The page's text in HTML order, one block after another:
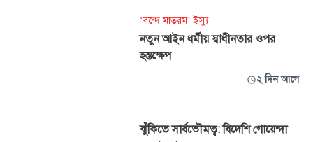
‘বন্দে মাতরম’ ইস্যু
নতুন আইন ধর্মীয় স্বাধীনতার ওপর
হস্তক্ষেপ
২ দিন আগে
ঝুঁকিতে সার্বভৌমত্ব: বিদেশি গোয়েন্দা